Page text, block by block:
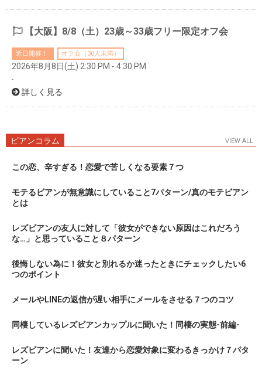
【大阪】8/8（土）23歳～33歳フリー限定オフ会
近日開催！ オフ会（30人未満）
2026年8月8日(土) 2:30 PM - 4:30 PM
-
詳しく見る
ビアンコラム VIEW ALL
この恋、辛すぎる！恋愛で苦しくなる要素７つ
モテるビアンが無意識にしていること7パターン/真のモテビアン
とは
レズビアンの友人に対して「彼女ができない原因はこれだろう
な…」と思っていること８パターン
後悔しない為に！彼女と別れるか迷ったときにチェックしたい6
つのポイント
メールやLINEの返信が遅い相手にメールをさせる７つのコツ
同棲しているレズビアンカップルに聞いた！同棲の実態-前編-
レズビアンに聞いた！友達から恋愛対象に変わるきっかけ７パタ
ーン